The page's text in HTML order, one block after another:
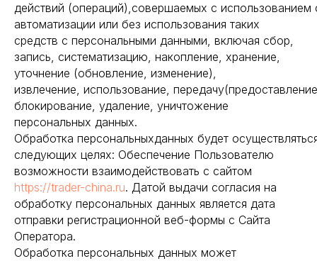
действий (операций),совершаемых с использованием
автоматизации или без использования таких
средств с персональными данными, включая сбор,
запись, систематизацию, накопление, хранение,
уточнение (обновление, изменение),
извлечение, использование,
блокирование, удаление, уничтожение
персональных данных.
Обработка персональныхданных будет
следующих целях: Обеспечение Пользователю
возможности взаимодействовать с сайтом
https://trader-china.ru. Датой выдачи согласия на
обработку персональных данных является дата
отправки регистрационной веб-формы с Сайта
Оператора.
Обработка персональных данных может